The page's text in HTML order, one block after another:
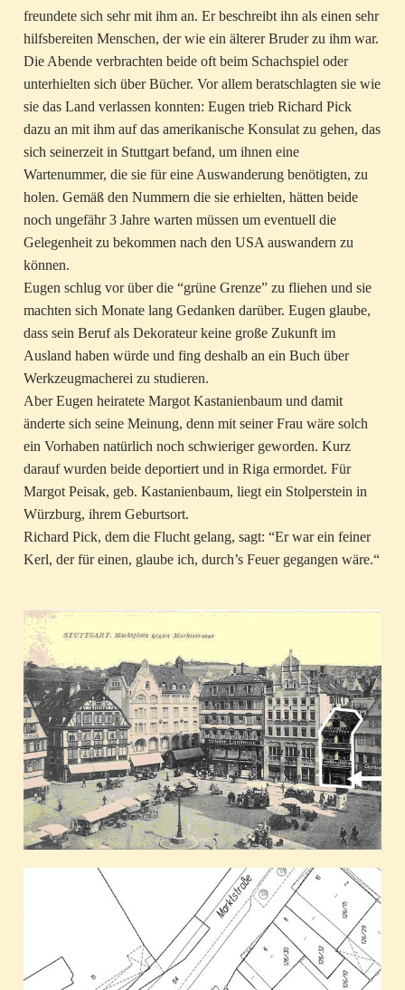
freundete sich sehr mit ihm an. Er beschreibt ihn als einen sehr
hilfsbereiten Menschen, der wie ein älterer Bruder zu ihm war.
Die Abende verbrachten beide oft beim Schachspiel oder
unterhielten sich über Bücher. Vor allem beratschlagten sie wie
sie das Land verlassen konnten: Eugen trieb Richard Pick
dazu an mit ihm auf das amerikanische Konsulat zu gehen, das
sich seinerzeit in Stuttgart befand, um ihnen eine
Wartenummer, die sie für eine Auswanderung benötigten, zu
holen. Gemäß den Nummern die sie erhielten, hätten beide
noch ungefähr 3 Jahre warten müssen um eventuell die
Gelegenheit zu bekommen nach den USA auswandern zu
können.
Eugen schlug vor über die “grüne Grenze” zu fliehen und sie
machten sich Monate lang Gedanken darüber. Eugen glaube,
dass sein Beruf als Dekorateur keine große Zukunft im
Ausland haben würde und fing deshalb an ein Buch über
Werkzeugmacherei zu studieren.
Aber Eugen heiratete Margot Kastanienbaum und damit
änderte sich seine Meinung, denn mit seiner Frau wäre solch
ein Vorhaben natürlich noch schwieriger geworden. Kurz
darauf wurden beide deportiert und in Riga ermordet. Für
Margot Peisak, geb. Kastanienbaum, liegt ein Stolperstein in
Würzburg, ihrem Geburtsort.
Richard Pick, dem die Flucht gelang, sagt: “Er war ein feiner
Kerl, der für einen, glaube ich, durch’s Feuer gegangen wäre.“